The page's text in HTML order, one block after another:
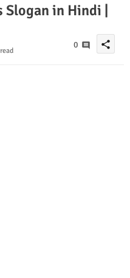
Slogan in Hindi |
0 share